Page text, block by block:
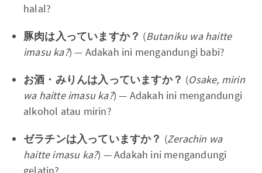
halal?
豚肉は入っていますか？ (Butaniku wa haitte
imasu ka?) — Adakah ini mengandungi babi?
お酒・みりんは入っていますか？ (Osake, mirin
wa haitte imasu ka?) — Adakah ini mengandungi
alkohol atau mirin?
ゼラチンは入っていますか？ (Zerachin wa
haitte imasu ka?) — Adakah ini mengandungi